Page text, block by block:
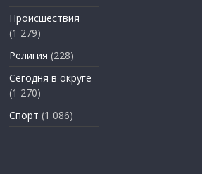
Происшествия
(1 279)
Религия (228)
Сегодня в округе
(1 270)
Спорт (1 086)